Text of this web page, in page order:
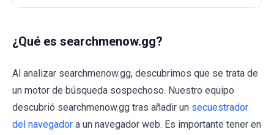
¿Qué es searchmenow.gg?
Al analizar searchmenow.gg, descubrimos que se trata de
un motor de búsqueda sospechoso. Nuestro equipo
descubrió searchmenow.gg tras añadir un secuestrador
del navegador a un navegador web. Es importante tener en